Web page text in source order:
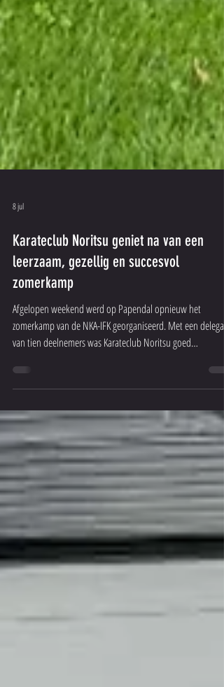
8 jul
Karateclub Noritsu geniet na van een
leerzaam, gezellig en succesvol
zomerkamp
Afgelopen weekend werd op Papendal opnieuw het
zomerkamp van de NKA-IFK georganiseerd. Met een
trainingen verzorgd door twee zeer talentvolle
gastinstructeurs: Senpai Emanuel Lebo (IFK) en Senpai
Pfändler (IFK). Beiden zijn wereldkampioen in hun klasse en
deelden hun kennis, ervaring en passie voor karate met de
deelnemers. Hun lessen werden gedurende het wee